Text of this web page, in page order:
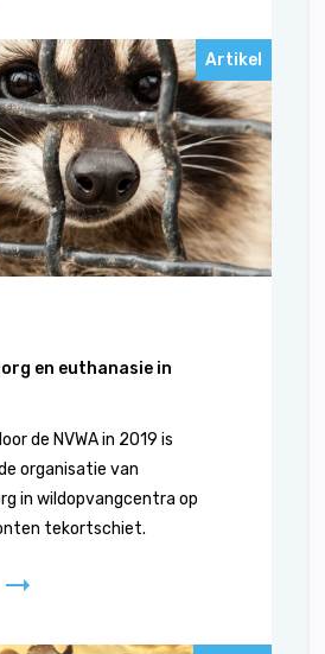
Artikel
en euthanasie in
de NVWA in 2019 is
organisatie van
in wildopvangcentra op
tekortschiet.